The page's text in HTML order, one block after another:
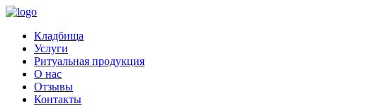
Кладбища
Услуги
Ритуальная продукция
О нас
Отзывы
Контакты